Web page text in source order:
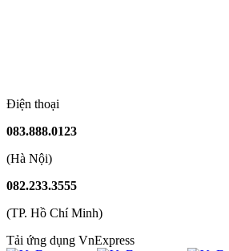
Điện thoại
083.888.0123
(Hà Nội)
082.233.3555
(TP. Hồ Chí Minh)
Tải ứng dụng VnExpress